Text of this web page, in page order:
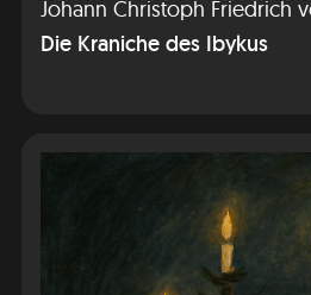
Die Kraniche des Ibykus
Johann Christoph Friedrich